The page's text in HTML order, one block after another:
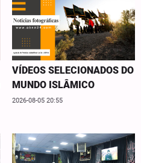
VÍDEOS SELECIONADOS DO
MUNDO ISLÂMICO
2026-08-05 20:55